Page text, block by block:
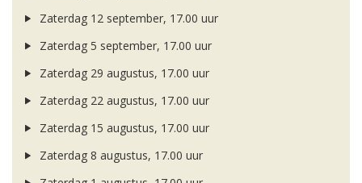
Zaterdag 12 september, 17.00 uur
Zaterdag 5 september, 17.00 uur
Zaterdag 29 augustus, 17.00 uur
Zaterdag 22 augustus, 17.00 uur
Zaterdag 15 augustus, 17.00 uur
Zaterdag 8 augustus, 17.00 uur